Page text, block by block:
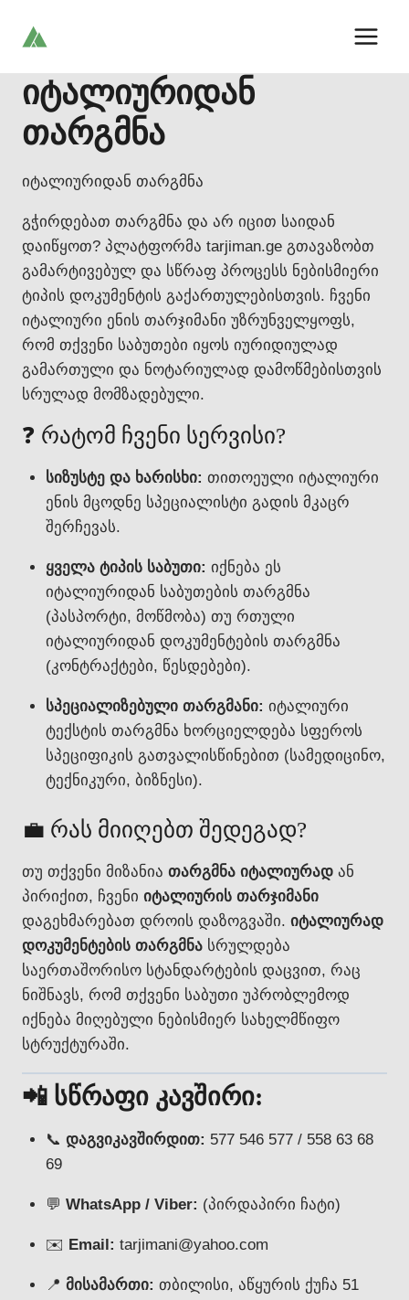
იტალიურიდან
თარგმნა
იტალიურიდან თარგმნა
გჭირდებათ თარგმნა და არ იცით საიდან
დაიწყოთ? პლატფორმა tarjiman.ge გთავაზობთ
გამარტივებულ და სწრაფ პროცესს ნებისმიერი
ტიპის დოკუმენტის გაქართულებისთვის. ჩვენი
იტალიური ენის თარჯიმანი უზრუნველყოფს,
რომ თქვენი საბუთები იყოს იურიდიულად
გამართული და ნოტარიულად დამოწმებისთვის
სრულად მომზადებული.
❓ რატომ ჩვენი სერვისი?
სიზუსტე და ხარისხი: თითოეული იტალიური
ენის მცოდნე სპეციალისტი გადის მკაცრ
შერჩევას.
ყველა ტიპის საბუთი: იქნება ეს
იტალიურიდან საბუთების თარგმნა
(პასპორტი, მოწმობა) თუ რთული
იტალიურიდან დოკუმენტების თარგმნა
(კონტრაქტები, წესდებები).
სპეციალიზებული თარგმანი: იტალიური
ტექსტის თარგმნა ხორციელდება სფეროს
სპეციფიკის გათვალისწინებით (სამედიცინო,
ტექნიკური, ბიზნესი).
💼 რას მიიღებთ შედეგად?
თუ თქვენი მიზანია თარგმნა იტალიურად ან
პირიქით, ჩვენი იტალიურის თარჯიმანი
დაგეხმარებათ დროის დაზოგვაში. იტალიურად
დოკუმენტების თარგმნა სრულდება
საერთაშორისო სტანდარტების დაცვით, რაც
ნიშნავს, რომ თქვენი საბუთი უპრობლემოდ
იქნება მიღებული ნებისმიერ სახელმწიფო
სტრუქტურაში.
📲 სწრაფი კავშირი:
📞 დაგვიკავშირდით: 577 546 577 / 558 63 68
69
💬 WhatsApp / Viber: (პირდაპირი ჩატი)
✉️ Email: tarjimani@yahoo.com
📍 მისამართი: თბილისი, აწყურის ქუჩა 51